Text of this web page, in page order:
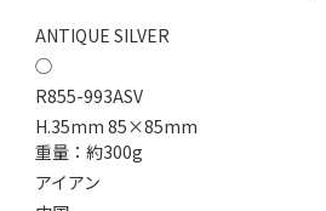
ANTIQUE SILVER
◯
R855-993ASV
H.35mm 85×85mm
重量：約300g
アイアン